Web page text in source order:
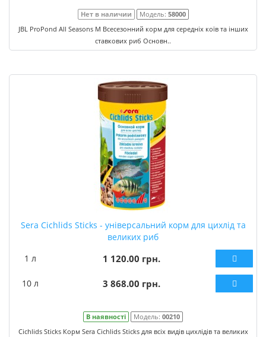
Нет в наличии Модель: 58000
JBL ProPond All Seasons M Всесезонний корм для середніх коїв та інших
ставкових риб Основн..
Sera Cichlids Sticks - універсальний корм для цихлід та
великих риб
1 л
1 120.00 грн.
10 л 3 868.00 грн.
В наявності Модель: 00210
Cichlids Sticks Корм Sera Cichlids Sticks для всіх видів цихлідів та великих